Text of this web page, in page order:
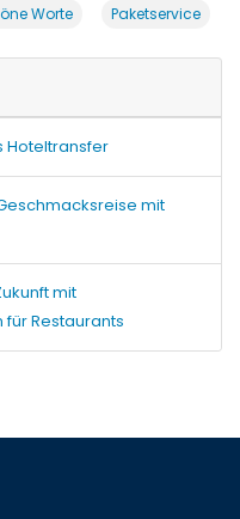
Worte Paketservice
Hoteltransfer
mit
mit
Restaurants